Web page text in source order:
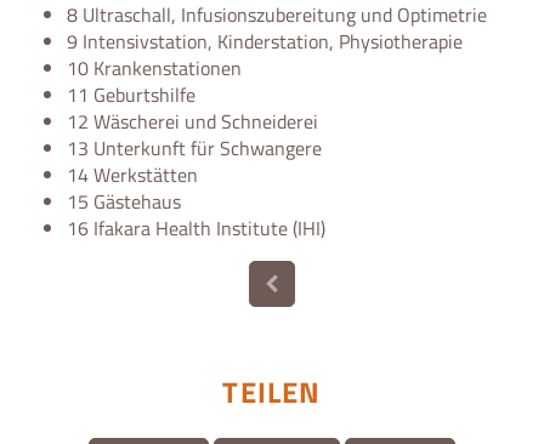
8 Ultraschall, Infusionszubereitung und Optimetrie
9 Intensivstation, Kinderstation, Physiotherapie
10 Krankenstationen
11 Geburtshilfe
12 Wäscherei und Schneiderei
13 Unterkunft für Schwangere
14 Werkstätten
15 Gästehaus
16 Ifakara Health Institute (IHI)
TEILEN